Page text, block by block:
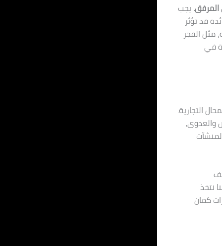
المرفق.يجب
قد تؤثر
مثل الفجر
في
التجارية.
والعدوى،
نتخذ
كمان